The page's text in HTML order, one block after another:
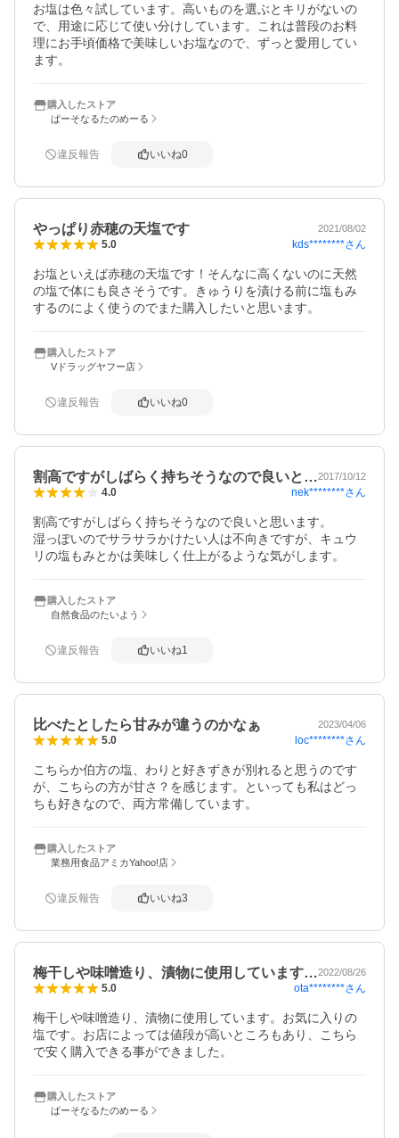
お塩は色々試しています。高いものを選ぶとキリがないの
で、用途に応じて使い分けしています。これは普段のお料
理にお手頃価格で美味しいお塩なので、ずっと愛用してい
ます。
購入したストア
ぱーそなるたのめーる
違反報告 いいね0
やっぱり赤穂の天塩です 2021/08/02
5.0 kds********さん
お塩といえば赤穂の天塩です！そんなに高くないのに天然
の塩で体にも良さそうです。きゅうりを漬ける前に塩もみ
するのによく使うのでまた購入したいと思います。
購入したストア
Vドラッグヤフー店
違反報告 いいね0
割高ですがしばらく持ちそうなので良いと…2017/10/12
4.0 nek********さん
割高ですがしばらく持ちそうなので良いと思います。
湿っぽいのでサラサラかけたい人は不向きですが、キュウ
リの塩もみとかは美味しく仕上がるような気がします。
購入したストア
自然食品のたいよう
違反報告 いいね1
比べたとしたら甘みが違うのかなぁ 2023/04/06
5.0 loc********さん
こちらか伯方の塩、わりと好きずきが別れると思うのです
が、こちらの方が甘さ？を感じます。といっても私はどっ
ちも好きなので、両方常備しています。
購入したストア
業務用食品アミカYahoo!店
違反報告 いいね3
梅干しや味噌造り、漬物に使用しています…2022/08/26
5.0 ota********さん
梅干しや味噌造り、漬物に使用しています。お気に入りの
塩です。お店によっては値段が高いところもあり、こちら
で安く購入できる事ができました。
購入したストア
ぱーそなるたのめーる